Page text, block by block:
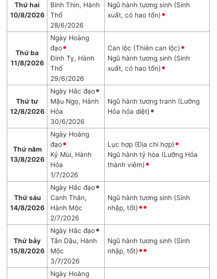
Thứ hai
10/8/2026
Bính Thìn, Hành
Thổ
28/6/2026
Ngũ hành tương sinh (Sinh
xuất, có hao tổn)
Thứ ba
11/8/2026
Ngày Hoàng
đạo
Đinh Tỵ, Hành
Thổ
29/6/2026
Can lộc (Thiên can lộc)
Ngũ hành tương sinh (Sinh
xuất, có hao tổn)
Thứ tư
12/8/2026
Ngày Hắc đạo
Mậu Ngọ, Hành
Hỏa
30/6/2026
Ngũ hành tương tranh (Lưỡng
Hỏa hỏa diệt)
Thứ năm
13/8/2026
Ngày Hoàng
đạo
Kỷ Mùi, Hành
Hỏa
1/7/2026
Lục hợp (Địa chi hợp)
Ngũ hành tỷ hòa (Lưỡng Hỏa
thành viêm)
Thứ sáu
14/8/2026
Ngày Hắc đạo
Canh Thân,
Hành Mộc
2/7/2026
Ngũ hành tương sinh (Sinh
nhập, tốt)
Thứ bảy
15/8/2026
Ngày Hắc đạo
Tân Dậu, Hành
Mộc
3/7/2026
Ngũ hành tương sinh (Sinh
nhập, tốt)
Ngày Hoàng